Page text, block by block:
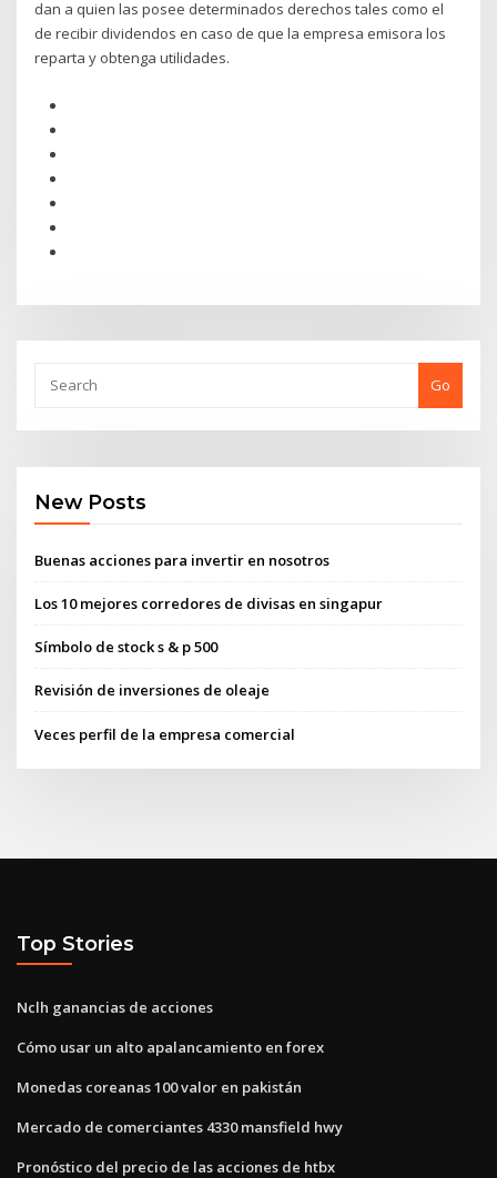
dan a quien las posee determinados derechos tales como el
de recibir dividendos en caso de que la empresa emisora los
reparta y obtenga utilidades.
Go
New Posts
Buenas acciones para invertir en nosotros
Los 10 mejores corredores de divisas en singapur
Símbolo de stock s & p 500
Revisión de inversiones de oleaje
Veces perfil de la empresa comercial
Top Stories
Nclh ganancias de acciones
Cómo usar un alto apalancamiento en forex
Monedas coreanas 100 valor en pakistán
Mercado de comerciantes 4330 mansfield hwy
Pronóstico del precio de las acciones de htbx